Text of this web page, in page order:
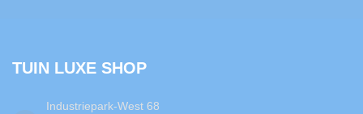
TUIN LUXE SHOP
Industriepark-West 68